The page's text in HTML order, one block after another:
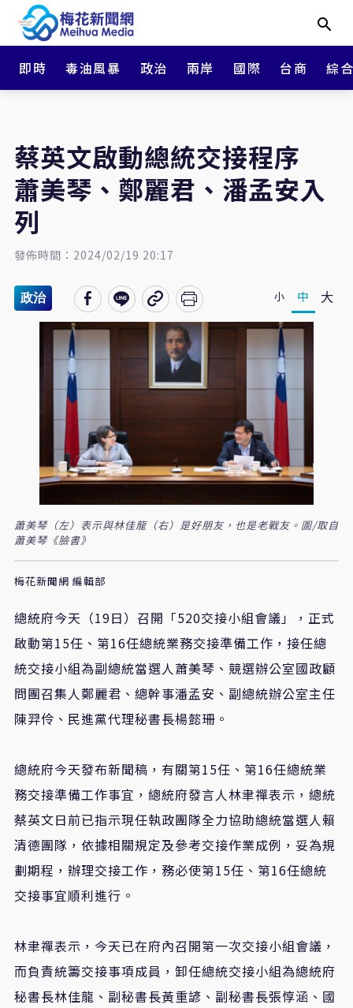
即時 毒油風暴 政治 兩岸 國際 台商 綜
蔡英文啟動總統交接程序
蕭美琴、鄭麗君、潘孟安入
列
發佈時間：2024/02/19 20:17
政治 小 中 大
蕭美琴（左）表示與林佳龍（右）是好朋友，也是老戰友。圖/取自
蕭美琴《臉書》
梅花新聞網 編輯部
總統府今天（19日）召開「520交接小組會議」，正式
啟動第15任、第16任總統業務交接準備工作，接任總
統交接小組為副總統當選人蕭美琴、競選辦公室國政顧
問團召集人鄭麗君、總幹事潘孟安、副總統辦公室主任
陳羿伶、民進黨代理秘書長楊懿珊。
總統府今天發布新聞稿，有關第15任、第16任總統業
務交接準備工作事宜，總統府發言人林聿禪表示，總統
蔡英文日前已指示現任執政團隊全力協助總統當選人賴
清德團隊，依據相關規定及參考交接作業成例，妥為規
劃期程，辦理交接工作，務必使第15任、第16任總統
交接事宜順利進行。
林聿禪表示，今天已在府內召開第一次交接小組會議，
而負責統籌交接事項成員，卸任總統交接小組為總統府
秘書長林佳龍、副秘書長黃重諺、副秘書長張惇涵、國